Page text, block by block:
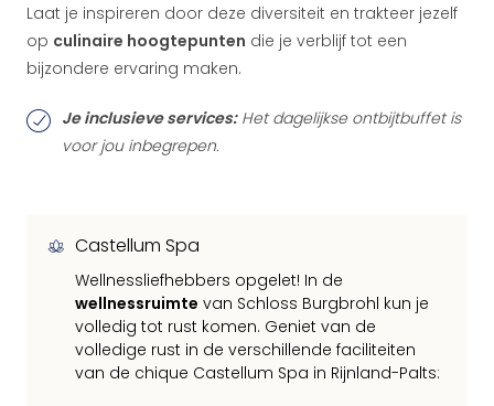
Laat je inspireren door deze diversiteit en trakteer jezelf
op culinaire hoogtepunten die je verblijf tot een
bijzondere ervaring maken.
Je inclusieve services:Het dagelijkse ontbijtbuffet is
voor jou inbegrepen.
Castellum Spa
Wellnessliefhebbers opgelet! In de
wellnessruimte van Schloss Burgbrohl kun je
volledig tot rust komen. Geniet van de
volledige rust in de verschillende faciliteiten
van de chique Castellum Spa in Rijnland-Palts: